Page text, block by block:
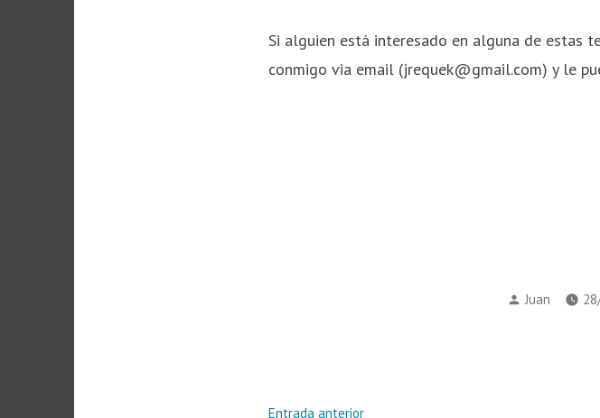
Si alguien está interesado en alguna de estas
conmigo via email (jrequek@gmail.com) y le
Publicado
Juan
Entrada anteriorEntrada